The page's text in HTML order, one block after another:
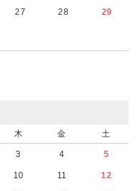
27 28 29
木 金 土
3 4 5
10 11 12